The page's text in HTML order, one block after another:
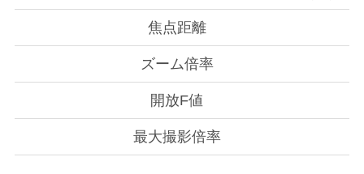
焦点距離
ズーム倍率
開放F値
最大撮影倍率